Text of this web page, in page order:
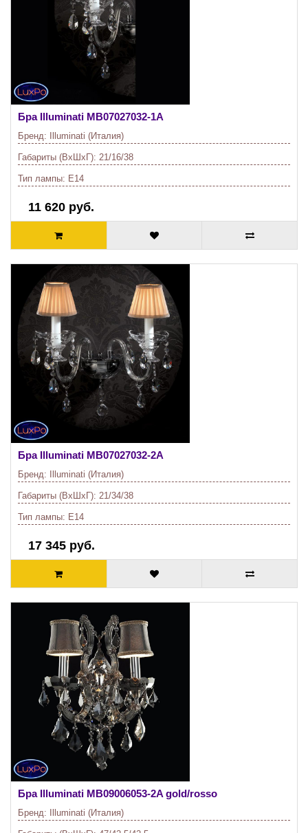
Бра Illuminati MB07027032-1A
Бренд: Illuminati (Италия)
Габариты (ВхШхГ): 21/16/38
Тип лампы: E14
11 620 руб.
Бра Illuminati MB07027032-2A
Бренд: Illuminati (Италия)
Габариты (ВхШхГ): 21/34/38
Тип лампы: E14
17 345 руб.
Бра Illuminati MB09006053-2A gold/rosso
Бренд: Illuminati (Италия)